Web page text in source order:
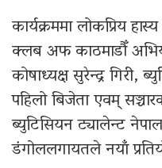
कार्यक्रममा लोकप्रिय
क्लब अफ काठमाडौँ
कोषाध्यक्ष सुरेन्द्र गिरी,
पहिलो बिजेता एवम्
ब्युटिसियन ट्यालेन्ट
डंगोललगायतले नयाँ